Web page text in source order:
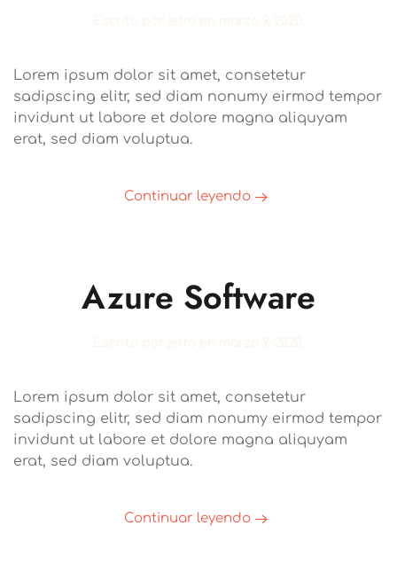
Escrito por jetro en marzo 9, 2020.
Lorem ipsum dolor sit amet, consetetur
sadipscing elitr, sed diam nonumy eirmod tempor
invidunt ut labore et dolore magna aliquyam
erat, sed diam voluptua.
Continuar leyendo
Azure Software
Escrito por jetro en marzo 9, 2020.
Lorem ipsum dolor sit amet, consetetur
sadipscing elitr, sed diam nonumy eirmod tempor
invidunt ut labore et dolore magna aliquyam
erat, sed diam voluptua.
Continuar leyendo